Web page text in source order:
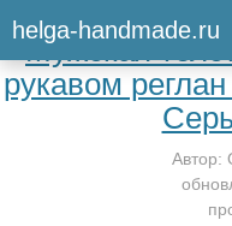
helga-handmade.ru
Мужская
рукавом
Автор: